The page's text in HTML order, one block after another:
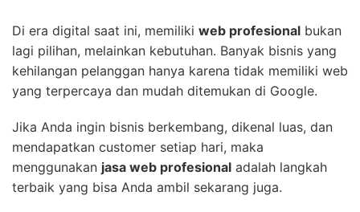
Di era digital saat ini, memiliki web profesional bukan
lagi pilihan, melainkan kebutuhan. Banyak bisnis yang
kehilangan pelanggan hanya karena tidak memiliki web
yang terpercaya dan mudah ditemukan di Google.
Jika Anda ingin bisnis berkembang, dikenal luas, dan
mendapatkan customer setiap hari, maka
menggunakan jasa web profesional adalah langkah
terbaik yang bisa Anda ambil sekarang juga.